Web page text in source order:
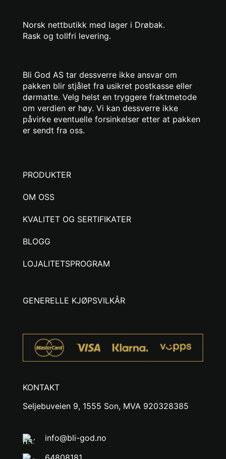
Norsk nettbutikk med lager i Drøbak.
Rask og tollfri levering.
Bli God AS tar dessverre ikke ansvar om
pakken blir stjålet fra usikret postkasse eller
dørmatte. Velg helst en tryggere fraktmetode
om verdien er høy. Vi kan dessverre ikke
påvirke eventuelle forsinkelser etter at pakken
er sendt fra oss.
PRODUKTER
OM OSS
KVALITET OG SERTIFIKATER
BLOGG
LOJALITETSPROGRAM
GENERELLE KJØPSVILKÅR
KONTAKT
Seljebuveien 9, 1555 Son, MVA 920328385
info@bli-god.no